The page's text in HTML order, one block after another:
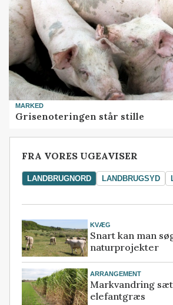
MARKED
Grisenoteringen står stille
FRA VORES UGEAVISER
LANDBRUGNORD LANDBRUGSYD
KVÆG
Snart kan man
naturprojekter
ARRANGEMENT
Markvandring
elefantgræs